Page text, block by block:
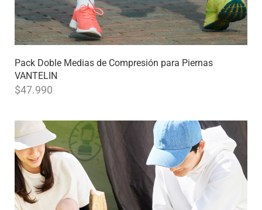
Pack Doble Medias de Compresión para Piernas
VANTELIN
$47.990